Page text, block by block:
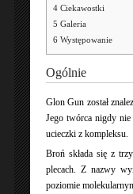
4 Ciekawostki
5 Galeria
6 Występowanie
Ogólnie
Glon Gun został
Jego twórca nigdy
ucieczki z kompleksu.
Broń składa się z
plecach. Z nazwy
poziomie